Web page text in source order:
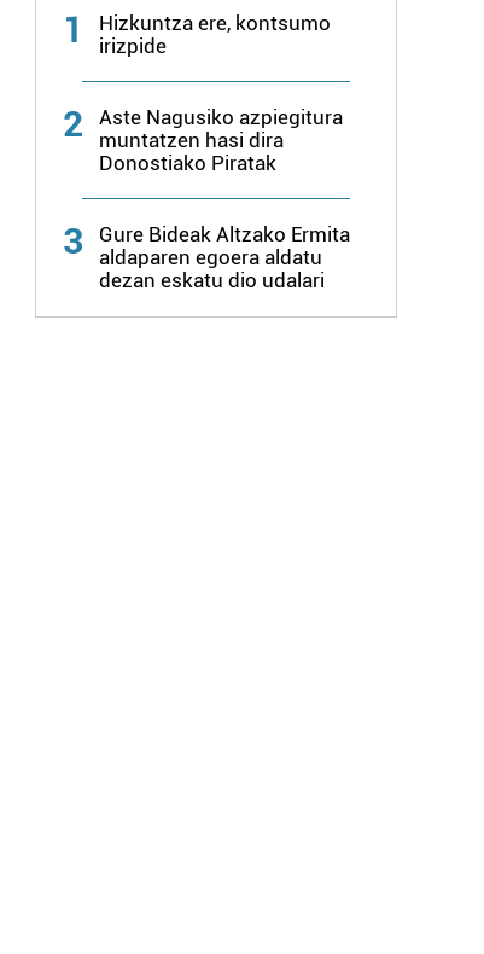
1
Hizkuntza ere, kontsumo
irizpide
2
Aste Nagusiko azpiegitura
muntatzen hasi dira
Donostiako Piratak
3
Gure Bideak Altzako Ermita
aldaparen egoera aldatu
dezan eskatu dio udalari